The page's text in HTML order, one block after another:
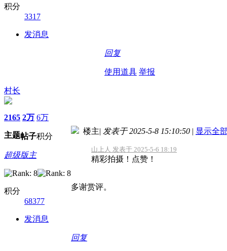
积分
3317
发消息
回复
使用道具 举报
村长
2165
主题
2万
帖子
6万
积分
超级版主
积分
68377
发消息
楼主| 发表于 2025-5-8 15:10:50 | 显示全
山上人 发表于 2025-5-6 18:19
精彩拍摄！点赞！
多谢赏评。
回复